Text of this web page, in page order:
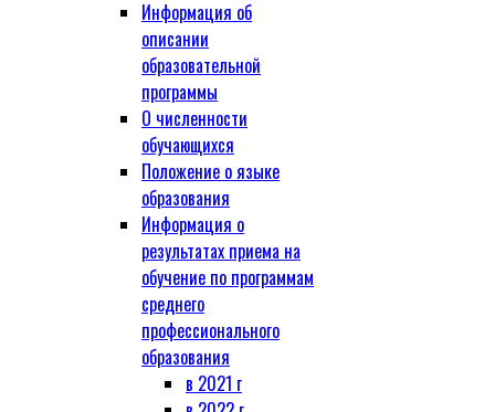
Информация об
описании
образовательной
программы
О численности
обучающихся
Положение о языке
образования
Информация о
результатах приема на
обучение по программам
среднего
профессионального
образования
в 2021 г